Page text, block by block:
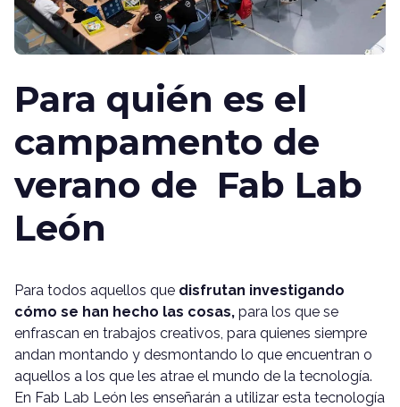
Para quién es el
campamento de
verano de Fab Lab
León
Para todos aquellos que disfrutan investigando
cómo se han hecho las cosas, para los que se
enfrascan en trabajos creativos, para quienes siempre
andan montando y desmontando lo que encuentran o
aquellos a los que les atrae el mundo de la tecnología.
En Fab Lab León les enseñarán a utilizar esta tecnología